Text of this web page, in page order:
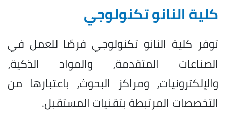
كلية النانو تكنولوجي
توفر كلية النانو تكنولوجي فرصًا للعمل في
الصناعات المتقدمة، والمواد الذكية،
والإلكترونيات، ومراكز البحوث، باعتبارها من
التخصصات المرتبطة بتقنيات المستقبل.